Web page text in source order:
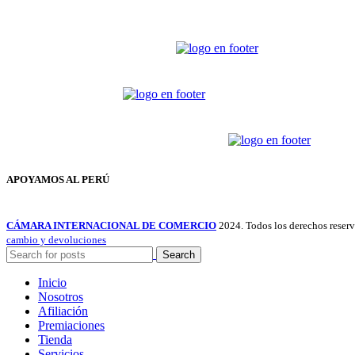
APOYAMOS AL PERÚ
CÁMARA INTERNACIONAL DE COMERCIO 2024. Todos los derechos
cambio y devoluciones
Search
Inicio
Nosotros
Afiliación
Premiaciones
Tienda